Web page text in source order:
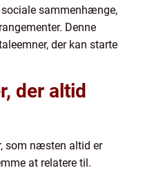
sammenhænge,
Denne
der kan starte
der altid
som næsten altid er
at relatere til.